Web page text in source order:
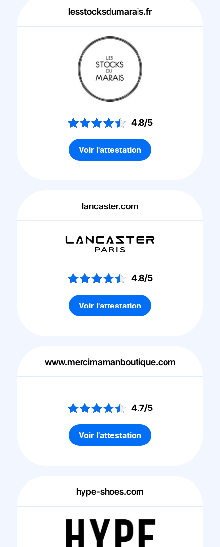
lesstocksdumarais.fr
4.8/5
Voir l'attestation
lancaster.com
4.8/5
Voir l'attestation
www.mercimamanboutique.com
4.7/5
Voir l'attestation
hype-shoes.com